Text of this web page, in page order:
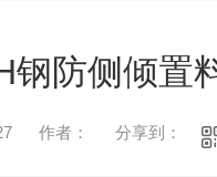
钢防侧倾置
作者： 分享到：